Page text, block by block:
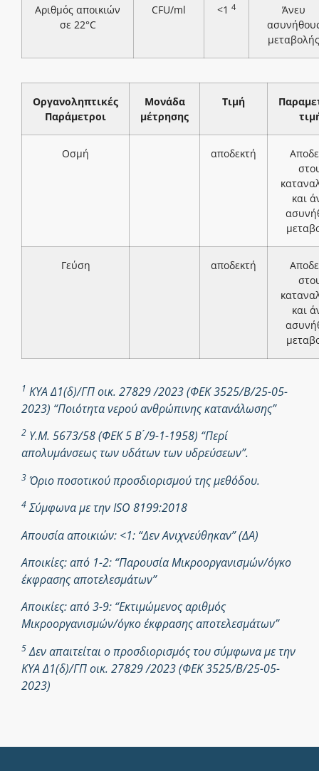
Αριθμός αποικιών
σε 22°C
CFU/ml <1 4
Άνευ
μεταβολής
Οργανοληπτικές
Παράμετροι
Μονάδα
μέτρησης
Τιμή
Οσμή αποδεκτή
και
Γεύση αποδεκτή
και
1 ΚΥΑ Δ1(δ)/ΓΠ οικ. 27829 /2023 (ΦΕΚ 3525/Β/25-05-
2023) “Ποιότητα νερού ανθρώπινης κατανάλωσης”
2 Υ.Μ. 5673/58 (ΦΕΚ 5 Β ́/9-1-1958) “Περί
απολυμάνσεως των υδάτων των υδρεύσεων”.
3 Όριο ποσοτικού προσδιορισμού της μεθόδου.
4Σύμφωνα με την ISO 8199:2018
Απουσία αποικιών: <1: “Δεν Ανιχνεύθηκαν” (ΔΑ)
Αποικίες: από 1-2: “Παρουσία Μικροοργανισμών/όγκο
έκφρασης αποτελεσμάτων”
Αποικίες: από 3-9: “Εκτιμώμενος αριθμός
Μικροοργανισμών/όγκο έκφρασης αποτελεσμάτων”
5Δεν απαιτείται ο προσδιορισμός του σύμφωνα με την
ΚΥΑ Δ1(δ)/ΓΠ οικ. 27829 /2023 (ΦΕΚ 3525/Β/25-05-
2023)